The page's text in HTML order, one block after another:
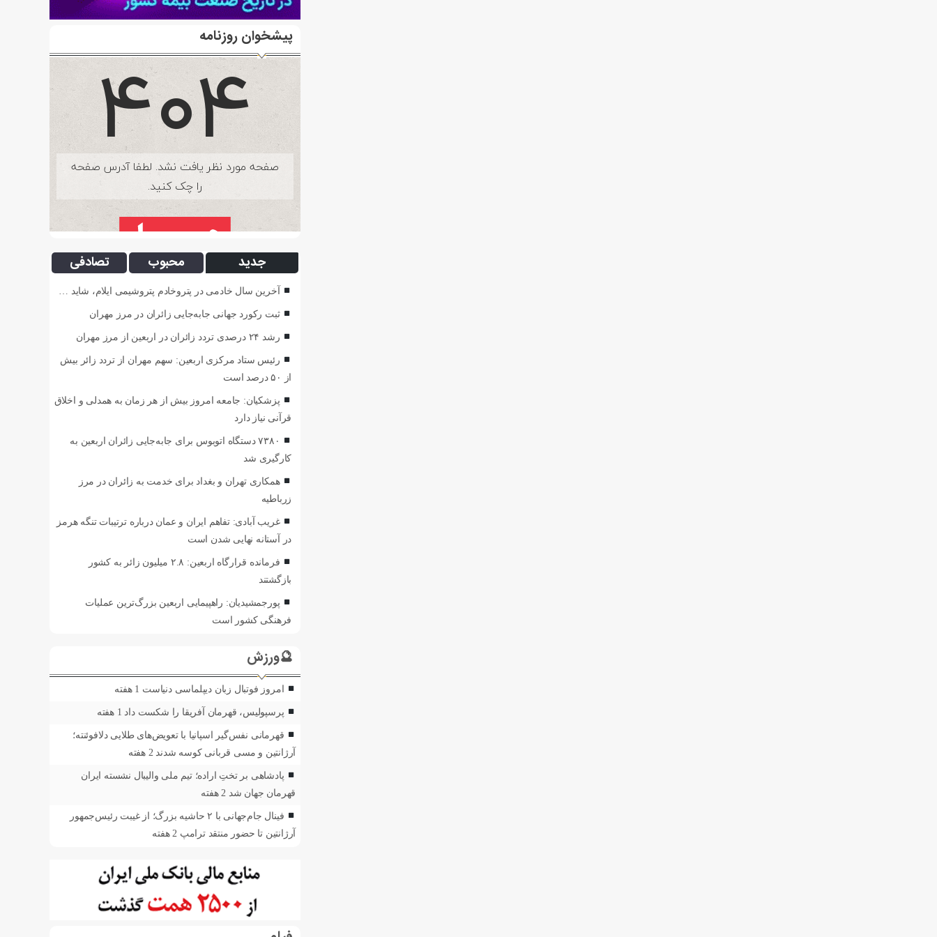
پیشخوان روزنامه
جدید محبوب تصادفی
آخرین سال خادمی در پتروخادم پتروشیمی ایلام، شاید …
ثبت رکورد جهانی جابه‌جایی زائران در مرز مهران
رشد ۲۴ درصدی تردد زائران در اربعین از مرز مهران
رئیس ستاد مرکزی اربعین: سهم مهران از تردد زائر بیش
از ۵۰ درصد است
پزشکیان: جامعه امروز بیش از هر زمان به همدلی و اخلاق
قرآنی نیاز دارد
۷۳۸۰ دستگاه اتوبوس برای جابه‌جایی زائران اربعین به‌
کارگیری شد
همکاری تهران و بغداد برای خدمت به زائران در مرز
زرباطیه
غریب آبادی: تفاهم ایران و عمان درباره ترتیبات تنگه هرمز
در آستانه نهایی شدن است
فرمانده قرارگاه اربعین: ۲.۸ میلیون زائر به کشور
بازگشتند
پورجمشیدیان: راهپیمایی اربعین بزرگ‌ترین عملیات
فرهنگی کشور است
🔮ورزش
امروز فوتبال زبان دیپلماسی دنیاست 1 هفته
پرسپولیس، قهرمان آفریقا را شکست داد 1 هفته
قهرمانی نفس‌گیر اسپانیا با تعویض‌های طلایی دلافوئنته؛
آرژانتین و مسی قربانی کوسه شدند 2 هفته
پادشاهی بر تختِ اراده؛ تیم ملی والیبال نشسته ایران
قهرمان جهان شد 2 هفته
فینال جام‌جهانی با ۲ حاشیه بزرگ؛ از غیبت رئیس‌جمهور
آرژانتین تا حضور منتقد ترامپ 2 هفته